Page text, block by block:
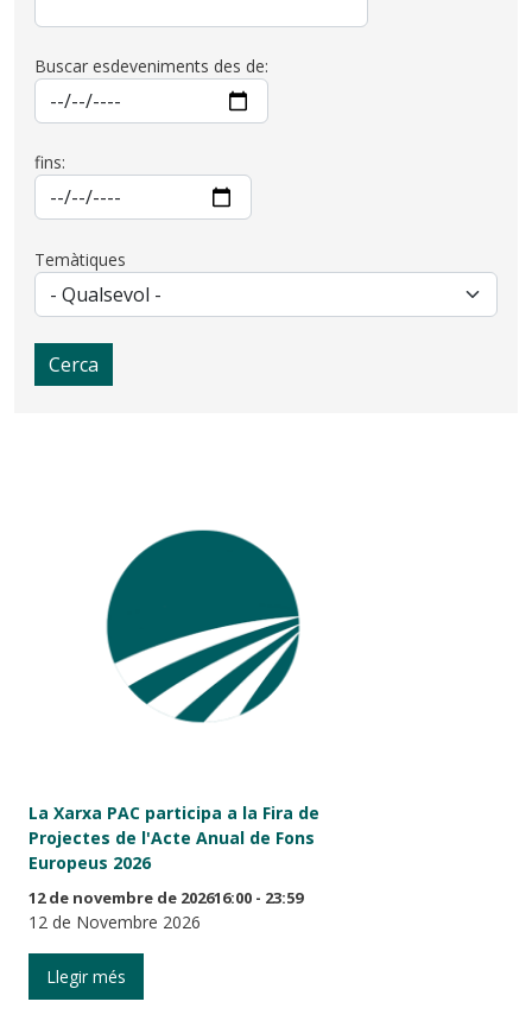
Buscar esdeveniments des de:
fins:
Temàtiques
Cerca
La Xarxa PAC participa a la Fira de
Projectes de l'Acte Anual de Fons
Europeus 2026
12 de novembre de 202616:00 - 23:59
12 de Novembre 2026
Llegir més